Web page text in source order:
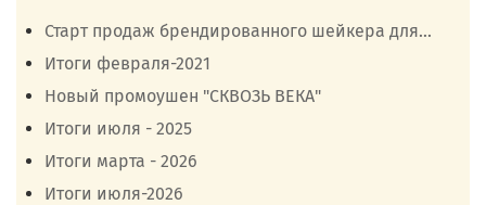
Старт продаж брендированного шейкера для...
Итоги февраля-2021
Новый промоушен "СКВОЗЬ ВЕКА"
Итоги июля - 2025
Итоги марта - 2026
Итоги июля-2026